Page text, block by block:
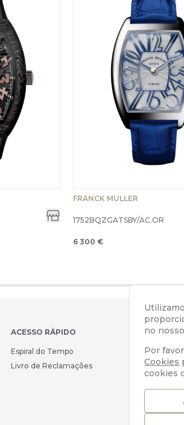
FRANCK MULLER
1752BQZGATSBY/AC.OR
6 300 €
ACESSO RÁPIDO
Espiral do Tempo
Livro de Reclamações
no
Por
Cookies
cookies